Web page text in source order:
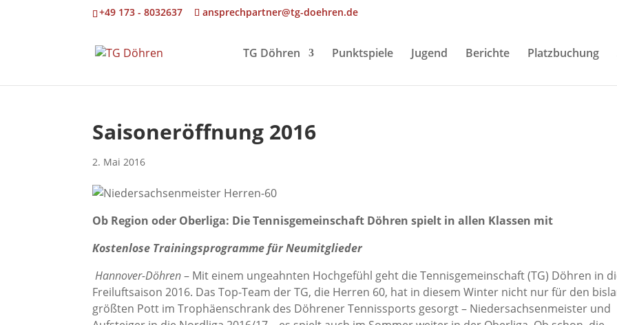
+49 173 - 8032637 ansprechpartner@tg-doehren.de
TG Döhren Punktspiele Jugend Berichte Platzbuchung
Saisoneröffnung 2016
2. Mai 2016
Ob Region oder Oberliga: Die Tennisgemeinschaft Döhren spielt in allen Klassen mit
Kostenlose Trainingsprogramme für Neumitglieder
Hannover-Döhren– Mit einem ungeahnten Hochgefühl geht die Tennisgemeinschaft (TG) Döhren in
Freiluftsaison 2016. Das Top-Team der TG, die Herren 60, hat in diesem Winter nicht nur für den
größten Pott im Trophäenschrank des Döhrener Tennissports gesorgt – Niedersachsenmeister und